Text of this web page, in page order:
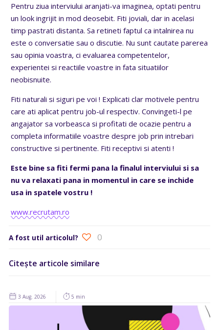
Pentru ziua interviului aranjati-va imaginea, optati pentru
un look ingrijit in mod deosebit. Fiti joviali, dar in acelasi
timp pastrati distanta. Sa retineti faptul ca intalnirea nu
este o conversatie sau o discutie. Nu sunt cautate parerea
sau opinia voastra, ci evaluarea competentelor,
experientei si reactiile voastre in fata situatiilor
neobisnuite.
Fiti naturali si siguri pe voi ! Explicati clar motivele pentru
care ati aplicat pentru job-ul respectiv. Convingeti-l pe
angajator sa vorbeasca si profitati de ocazie pentru a
completa informatiile voastre despre job prin intrebari
constructive si pertinente. Fiti receptivi si atenti !
Este bine sa fiti fermi pana la finalul interviului si sa
nu va relaxati pana in momentul in care se inchide
usa in spatele vostru !
www.recrutam.ro
A fost util articolul? 0
Citește articole similare
3 Aug. 2026 5 min